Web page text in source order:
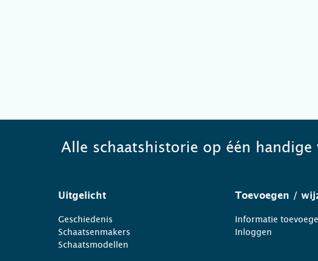
Alle schaatshistorie op één handige
Uitgelicht
Geschiedenis
Schaatsenmakers
Schaatsmodellen
Toevoegen /
Informatie
Inloggen